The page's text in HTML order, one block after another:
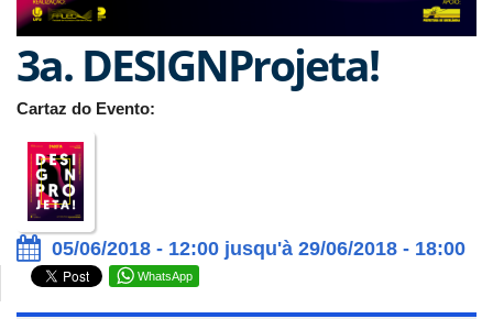
3a. DESIGNProjeta!
Cartaz do Evento:
05/06/2018 - 12:00 jusqu'à 29/06/2018 - 18:00
WhatsApp